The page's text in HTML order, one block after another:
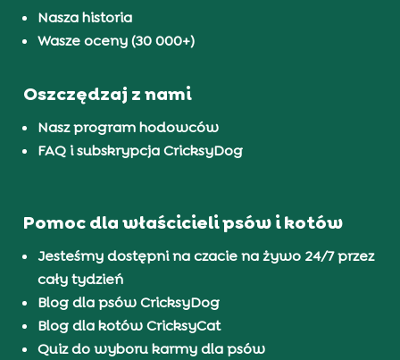
Nasza historia
Wasze oceny (30 000+)
Oszczędzaj z nami
Nasz program hodowców
FAQ i subskrypcja CricksyDog
Pomoc dla właścicieli psów i kotów
Jesteśmy dostępni na czacie na żywo 24/7 przez
cały tydzień
Blog dla psów CricksyDog
Blog dla kotów CricksyCat
Quiz do wyboru karmy dla psów